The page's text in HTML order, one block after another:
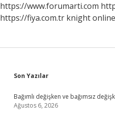
https://www.forumarti.com
https://fiya.com.tr knight online
Sidebar
Son Yazılar
Bağımlı değişken ve bağımsız
Ağustos 6, 2026